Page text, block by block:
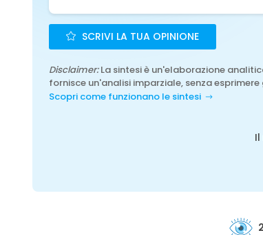
SCRIVI LA TUA OPINIONE
Disclaimer:La sintesi è un'elaborazione
fornisce un'analisi imparziale, senza
Scopri come funzionano le sintesi